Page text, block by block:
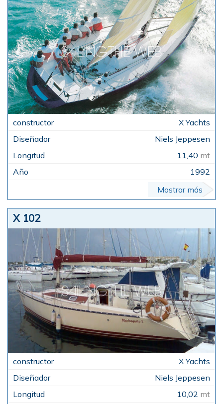
X Yachts
Niels Jeppesen
11,40 mt
1992
Mostrar más
X 102
X Yachts
Niels Jeppesen
10,02 mt